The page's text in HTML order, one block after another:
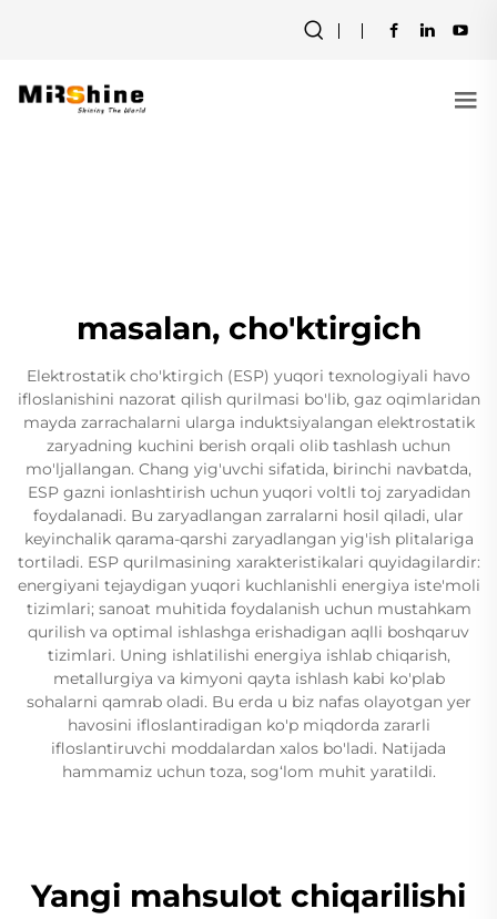
masalan, cho'ktirgich
Elektrostatik cho'ktirgich (ESP) yuqori texnologiyali havo
ifloslanishini nazorat qilish qurilmasi bo'lib, gaz oqimlaridan
mayda zarrachalarni ularga induktsiyalangan elektrostatik
zaryadning kuchini berish orqali olib tashlash uchun
mo'ljallangan. Chang yig'uvchi sifatida, birinchi navbatda,
ESP gazni ionlashtirish uchun yuqori voltli toj zaryadidan
foydalanadi. Bu zaryadlangan zarralarni hosil qiladi, ular
keyinchalik qarama-qarshi zaryadlangan yig'ish plitalariga
tortiladi. ESP qurilmasining xarakteristikalari quyidagilardir:
energiyani tejaydigan yuqori kuchlanishli energiya iste'moli
tizimlari; sanoat muhitida foydalanish uchun mustahkam
qurilish va optimal ishlashga erishadigan aqlli boshqaruv
tizimlari. Uning ishlatilishi energiya ishlab chiqarish,
metallurgiya va kimyoni qayta ishlash kabi ko'plab
sohalarni qamrab oladi. Bu erda u biz nafas olayotgan yer
havosini ifloslantiradigan ko'p miqdorda zararli
ifloslantiruvchi moddalardan xalos bo'ladi. Natijada
hammamiz uchun toza, sog‘lom muhit yaratildi.
Yangi mahsulot chiqarilishi